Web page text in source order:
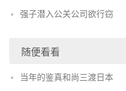
强子潜入公关公司欲行窃
随便看看
当年的鉴真和尚三渡日本